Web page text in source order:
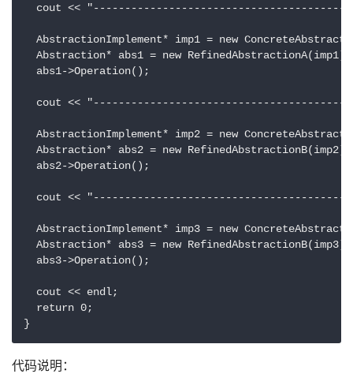
cout <<
AbstractionImplement* imp1 = new
Abstraction* abs1 = new
  abs1->Operation();
cout <<
AbstractionImplement* imp2 = new
Abstraction* abs2 = new
  abs2->Operation();
cout <<
AbstractionImplement* imp3 = new
Abstraction* abs3 = new
  abs3->Operation();
  cout << endl;
  return 0;
代码说明：